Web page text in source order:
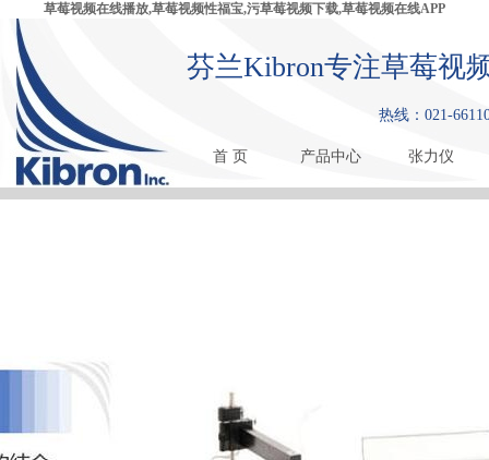
草莓视频在线播放,草莓视频性福宝,污草莓视频下载,草莓视频在线APP
芬兰Kibron专注草莓视
热线：021-
首 页 产品中心 张力仪